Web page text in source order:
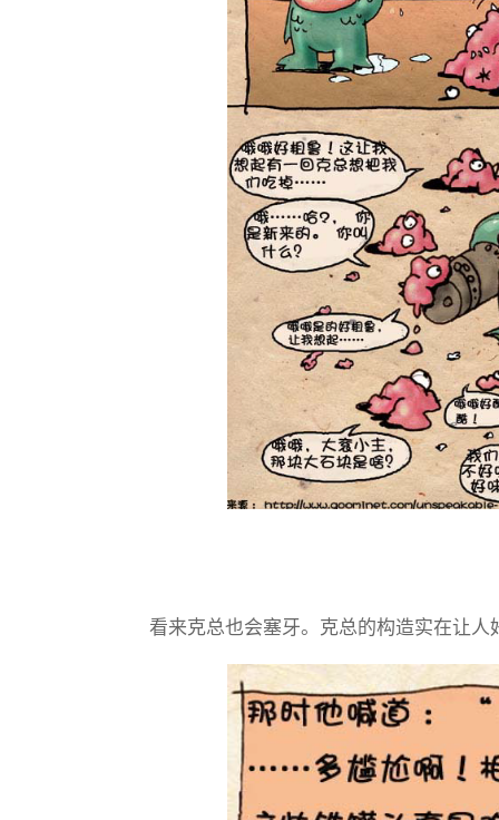
看来克总也会塞牙。克总的构造实在让人